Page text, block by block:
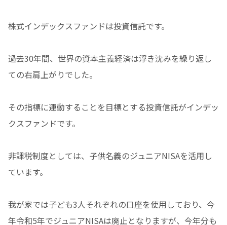
株式インデックスファンドは投資信託です。
過去30年間、世界の資本主義経済は浮き沈みを繰り返し
ての右肩上がりでした。
その指標に連動することを目標とする投資信託がインデッ
クスファンドです。
非課税制度としては、子供名義のジュニアNISAを活用し
ています。
我が家では子ども3人それぞれの口座を使用しており、今
年令和5年でジュニアNISAは廃止となりますが、今年分も